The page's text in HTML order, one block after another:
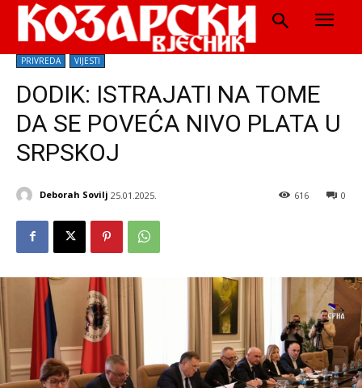
PRIVREDA VIJESTI
DODIK: ISTRAJATI NA TOME
DA SE POVEĆA NIVO PLATA U
SRPSKOJ
Deborah Sovilj 25.01.2025. 0
616